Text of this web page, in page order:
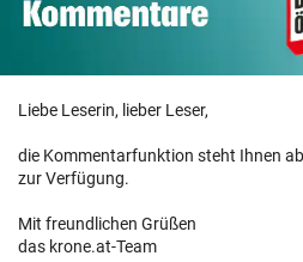
Liebe Leserin, lieber Leser,
die Kommentarfunktion steht Ihnen
zur Verfügung.
Mit freundlichen Grüßen
das krone.at-Team